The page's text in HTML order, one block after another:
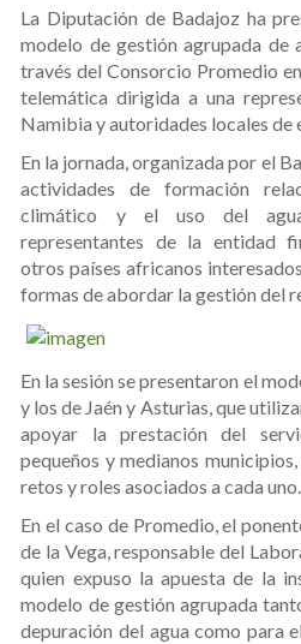
La Diputación de Badajoz ha
modelo de gestión agrupada de
través del Consorcio Promedio
telemática dirigida a una
Namibia y autoridades locales de
En la jornada, organizada por el
actividades de formación
climático y el uso del
representantes de la entidad
otros países africanos
formas de abordar la gestión del
En la sesión se presentaron el
y los de Jaén y Asturias, que
apoyar la prestación del
pequeños y medianos
retos y roles asociados a cada uno.
En el caso de Promedio, el
de la Vega, responsable del
quien expuso la apuesta de la
modelo de gestión agrupada
depuración del agua como para